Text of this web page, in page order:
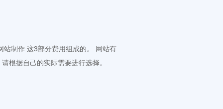
制作 这3部分费用组成的。 网站有
根据自己的实际需要进行选择。